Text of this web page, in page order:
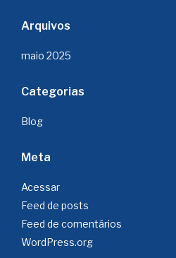
Arquivos
maio 2025
Categorias
Blog
Meta
Acessar
Feed de posts
Feed de comentários
WordPress.org